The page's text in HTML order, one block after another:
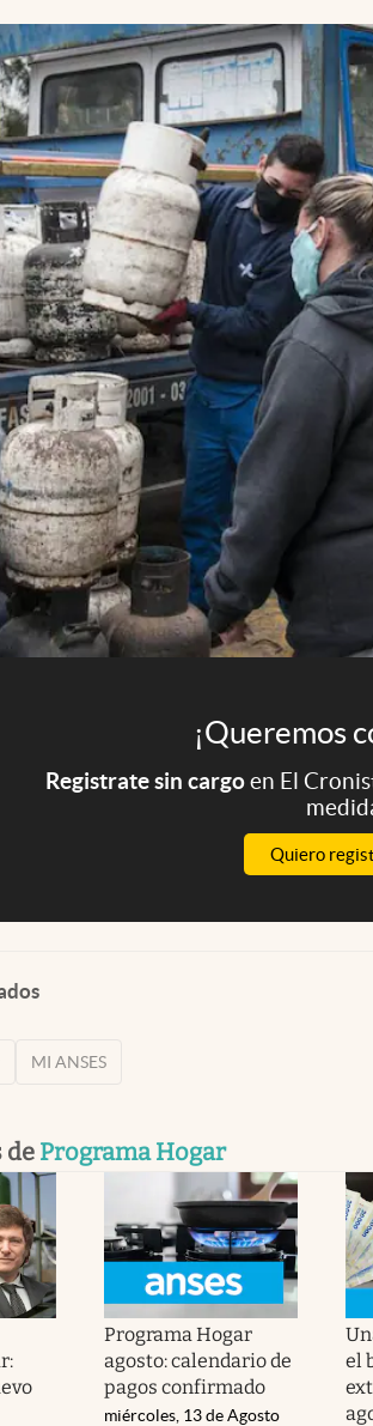
¡Queremos
Registrate sin cargoen El
Quiero
MI ANSES
de Programa Hogar
Programa Hogar
agosto: calendario de
pagos confirmado
miércoles, 13 de Agosto
el